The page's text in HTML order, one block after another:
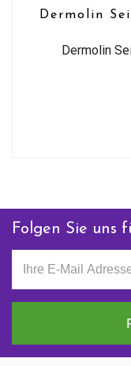
Dermolin
Dermolin
Folgen Sie uns